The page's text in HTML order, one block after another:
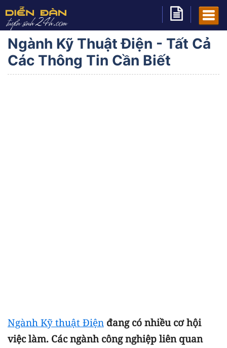
Ngành Kỹ Thuật Điện - Tất Cả
Các Thông Tin Cần Biết
Ngành Kỹ thuật Điện đang có nhiều cơ hội
việc làm. Các ngành công nghiệp liên quan